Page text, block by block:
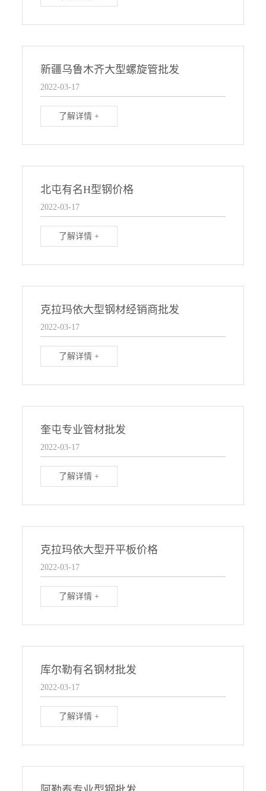
新疆乌鲁木齐大型螺旋管批发
2022-03-17
了解详情 +
北屯有名H型钢价格
2022-03-17
了解详情 +
克拉玛依大型钢材经销商批发
2022-03-17
了解详情 +
奎屯专业管材批发
2022-03-17
了解详情 +
克拉玛依大型开平板价格
2022-03-17
了解详情 +
库尔勒有名钢材批发
2022-03-17
了解详情 +